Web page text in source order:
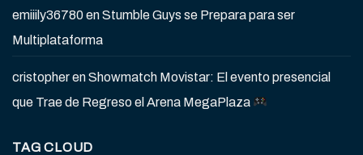
emiiily36780enStumble Guys se Prepara para ser
Multiplataforma
cristopherenShowmatch Movistar: El evento presencial
que Trae de Regreso el Arena MegaPlaza
TAG CLOUD